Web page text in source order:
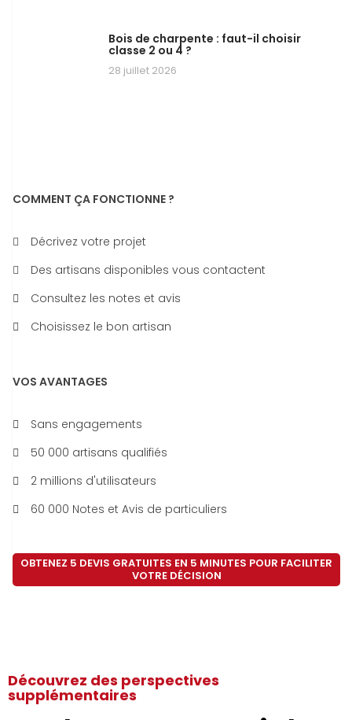
Bois de charpente : faut-il choisir
classe 2 ou 4 ?
28 juillet 2026
COMMENT ÇA FONCTIONNE ?
Décrivez votre projet
Des artisans disponibles vous contactent
Consultez les notes et avis
Choisissez le bon artisan
VOS AVANTAGES
Sans engagements
50 000 artisans qualifiés
2 millions d'utilisateurs
60 000 Notes et Avis de particuliers
OBTENEZ 5 DEVIS GRATUITES EN 5 MINUTES POUR FACILITER
VOTRE DÉCISION
Découvrez des perspectives
supplémentaires